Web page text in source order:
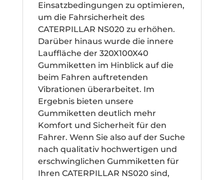
Einsatzbedingungen zu optimieren,
um die Fahrsicherheit des
CATERPILLAR NS020 zu erhöhen.
Darüber hinaus wurde die innere
Lauffläche der 320X100X40
Gummiketten im Hinblick auf die
beim Fahren auftretenden
Vibrationen überarbeitet. Im
Ergebnis bieten unsere
Gummiketten deutlich mehr
Komfort und Sicherheit für den
Fahrer. Wenn Sie also auf der Suche
nach qualitativ hochwertigen und
erschwinglichen Gummiketten für
Ihren CATERPILLAR NS020 sind,